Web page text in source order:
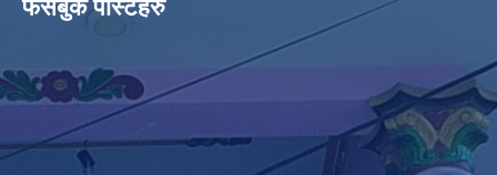
फेसबुक पोस्टहरु